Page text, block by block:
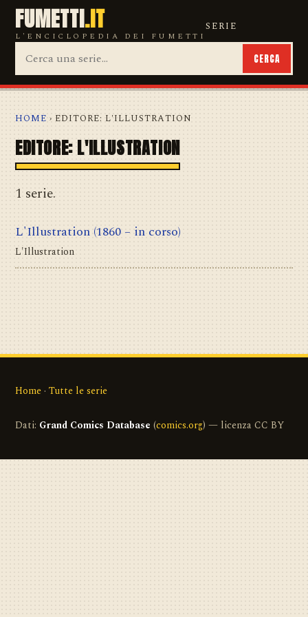
FUMETTI.IT
L'ENCICLOPEDIA DEI FUMETTI
SERIE
CERCA
HOME › EDITORE: L'ILLUSTRATION
EDITORE: L'ILLUSTRATION
1 serie.
L'Illustration (1860 – in corso)
L'Illustration
Home · Tutte le serie
Dati: Grand Comics Database (comics.org) — licenza CC BY